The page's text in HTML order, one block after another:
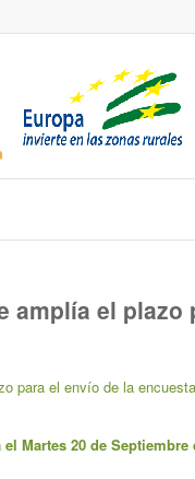
amplía el
para el envío de la
el Martes 20 de